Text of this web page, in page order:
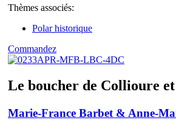
Thèmes associés:
Polar historique
Commandez
Le boucher de Collioure
Marie-France Barbet & Anne-